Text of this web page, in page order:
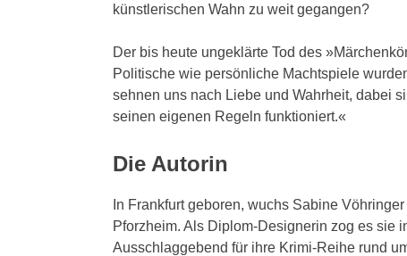
künstlerischen Wahn zu weit gegangen?
Der bis heute ungeklärte Tod des
Politische wie persönliche Machtspiele
sehnen uns nach Liebe und Wahrheit, dabei
seinen eigenen Regeln funktioniert.«
Die Autorin
In Frankfurt geboren, wuchs Sabine
Pforzheim. Als Diplom-Designerin zog es sie
Ausschlaggebend für ihre Krimi-Reihe rund